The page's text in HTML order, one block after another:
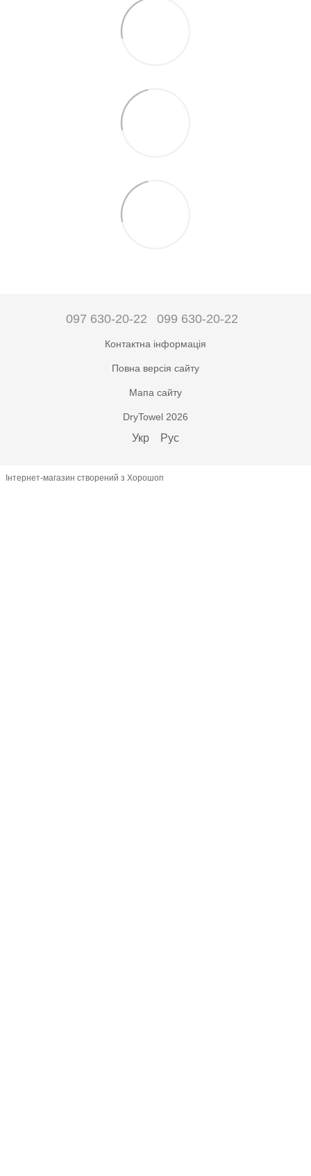
097 630-20-22 099 630-20-22
Контактна інформація
Повна версія сайту
Мапа сайту
DryTowel 2026
Укр Рус
Інтернет-магазин створений з Хорошоп